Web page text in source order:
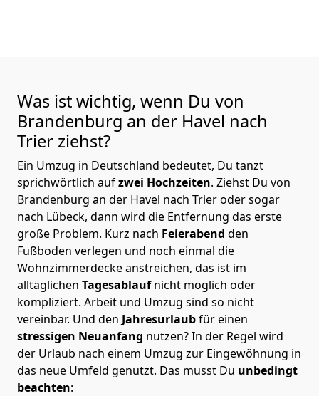
Was ist wichtig, wenn Du von
Brandenburg an der Havel nach
Trier ziehst?
Ein Umzug in Deutschland bedeutet, Du tanzt
sprichwörtlich aufzwei Hochzeiten. Ziehst Du von
Brandenburg an der Havel nach Trier oder sogar
nach Lübeck, dann wird die Entfernung das erste
große Problem. Kurz nach Feierabend den
Fußboden verlegen und noch einmal die
Wohnzimmerdecke anstreichen, das ist im
alltäglichen Tagesablaufnicht möglich oder
kompliziert. Arbeit und Umzug sind so nicht
vereinbar. Und den Jahresurlaubfür einen
stressigen Neuanfang nutzen? In der Regel wird
der Urlaub nach einem Umzug zur Eingewöhnung in
das neue Umfeld genutzt. Das musst Du unbedingt
beachten: